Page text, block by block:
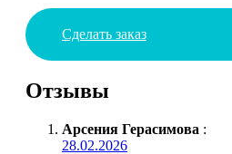
Сделать заказ
Отзывы
Арсения Герасимова :
28.02.2026